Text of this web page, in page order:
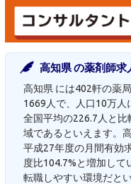
高知県 の薬剤師求
高知県 には402軒の薬
1669人で、人口10万人
全国平均の226.7人と
域であるといえます。
平成27年度の月間有効
度比104.7%と増加して
転職しやすい環境だと